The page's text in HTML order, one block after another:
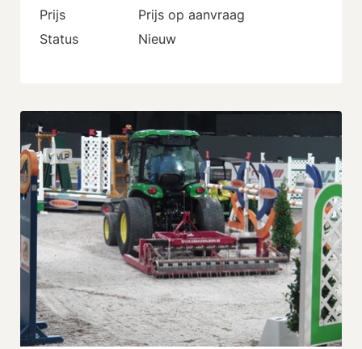
Prijs
Prijs op aanvraag
Status
Nieuw